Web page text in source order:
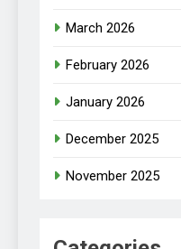
March 2026
February 2026
January 2026
December 2025
November 2025